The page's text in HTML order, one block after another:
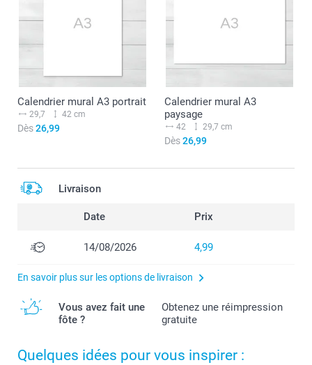
Calendrier mural A3 portrait
29,7 42 cm
Dès26,99
Calendrier mural A3
paysage
42 29,7 cm
Dès26,99
Livraison
Date Prix
14/08/2026 4,99
En savoir plus sur les options de livraison
Vous avez fait une
fôte ?
Obtenez une réimpression
gratuite
Quelques idées pour vous inspirer :